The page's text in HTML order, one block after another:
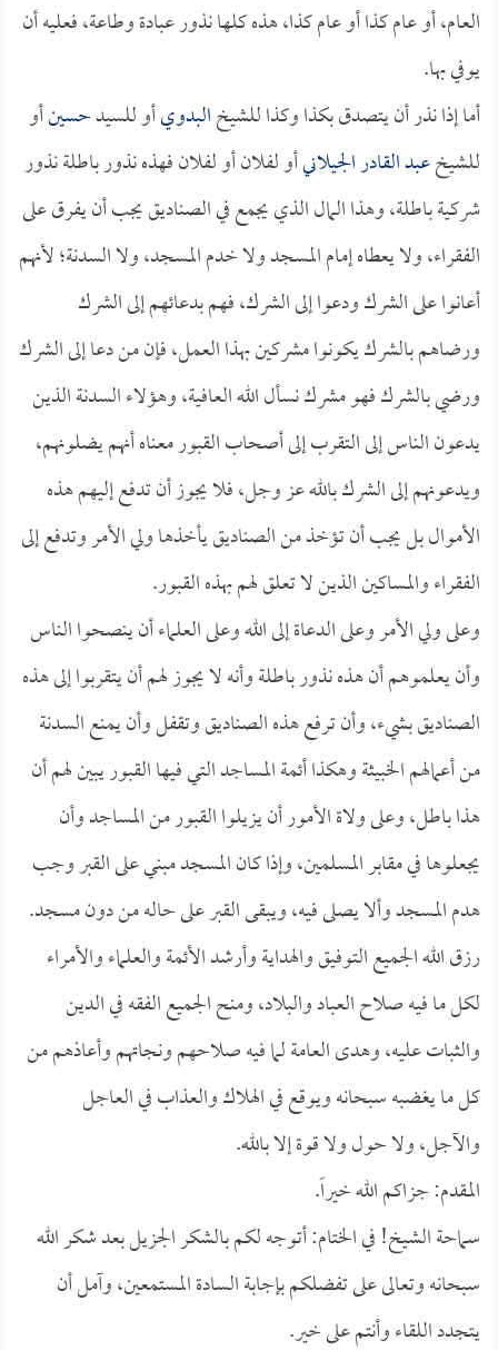
العام، أو عام كذا أو عام كذا، هذه كلها نذور عبادة وطاعة، فعليه أن
يوفي بها.
أما إذا نذر أن يتصدق بكذا وكذا للشيخالبدويأو للسيدحسينأو
للشيخعبد القادر الجيلانيأو لفلان أو لفلان فهذه نذور باطلة نذور
شركية باطلة، وهذا المال الذي يجمع في الصناديق يجب أن يفرق على
الفقراء، ولا يعطاه إمام المسجد ولا خدم المسجد، ولا السدنة؛ لأنهم
أعانوا على الشرك ودعوا إلى الشرك، فهم بدعائهم إلى الشرك
ورضاهم بالشرك يكونوا مشركين بهذا العمل، فإن من دعا إلى الشرك
ورضي بالشرك فهو مشرك نسأل الله العافية، وهؤلاء السدنة الذين
يدعون الناس إلى التقرب إلى أصحاب القبور معناه أنهم يضلونهم،
ويدعونهم إلى الشرك بالله عز وجل، فلا يجوز أن تدفع إليهم هذه
الأموال بل يجب أن تؤخذ من الصناديق يأخذها ولي الأمر وتدفع إلى
الفقراء والمساكين الذين لا تعلق لهم بهذه القبور.
وعلى ولي الأمر وعلى الدعاة إلى الله وعلى العلماء أن ينصحوا الناس
وأن يعلموهم أن هذه نذور باطلة وأنه لا يجوز لهم أن يتقربوا إلى هذه
الصناديق بشيء، وأن ترفع هذه الصناديق وتقفل وأن يمنع السدنة
من أعمالهم الخبيثة وهكذا أئمة المساجد التي فيها القبور يبين لهم أن
هذا باطل، وعلى ولاة الأمور أن يزيلوا القبور من المساجد وأن
يجعلوها في مقابر المسلمين، وإذا كان المسجد مبني على القبر وجب
هدم المسجد وألا يصلى فيه، ويبقى القبر على حاله من دون مسجد.
رزق الله الجميع التوفيق والهداية وأرشد الأئمة والعلماء والأمراء
لكل ما فيه صلاح العباد والبلاد، ومنح الجميع الفقه في الدين
والثبات عليه، وهدى العامة لما فيه صلاحهم ونجاتهم وأعاذهم من
كل ما يغضبه سبحانه ويوقع في الهلاك والعذاب في العاجل
والآجل، ولا حول ولا قوة إلا بالله.
المقدم: جزاكم الله خيراً.
سماحة الشيخ! في الختام: أتوجه لكم بالشكر الجزيل بعد شكر الله
سبحانه وتعالى على تفضلكم بإجابة السادة المستمعين، وآمل أن
يتجدد اللقاء وأنتم على خير.